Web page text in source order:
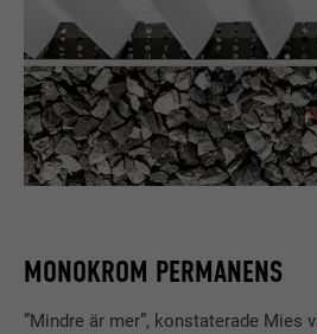
MONOKROM PERMANENS
”Mindre är mer”, konstaterade Mies